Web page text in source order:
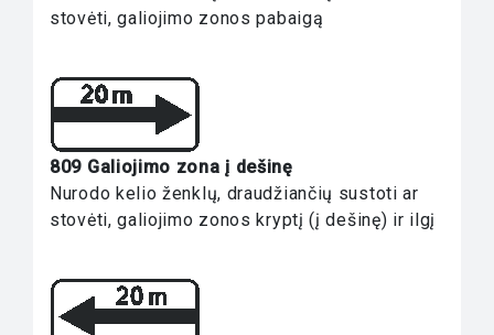
stovėti, galiojimo zonos pabaigą
809 Galiojimo zona į dešinę
Nurodo kelio ženklų, draudžiančių sustoti ar
stovėti, galiojimo zonos kryptį (į dešinę) ir ilgį